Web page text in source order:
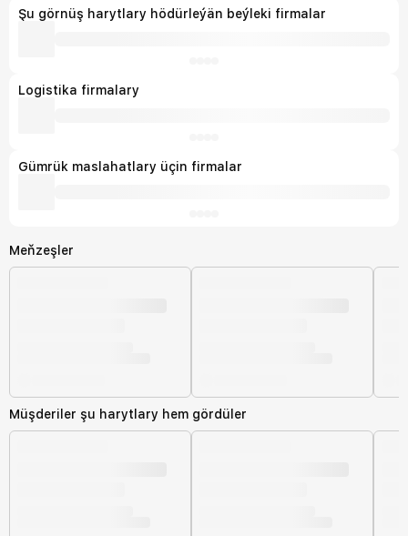
Meňzeşler
Müşderiler şu harytlary hem gördüler
dokalan haltalar we rulon görnüşindäki materiallar (halta matalary)
bar.
Şu görnüş harytlary hödürleýän beýleki firmalar
Logistika firmalary
Gümrük maslahatlary üçin firmalar